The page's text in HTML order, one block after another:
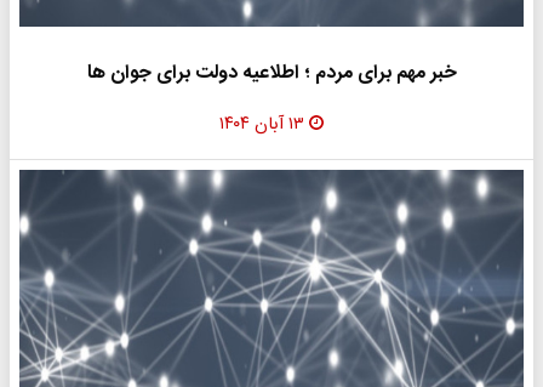
خبر مهم برای مردم ؛ اطلاعیه دولت برای جوان ها
۱۳ آبان ۱۴۰۴